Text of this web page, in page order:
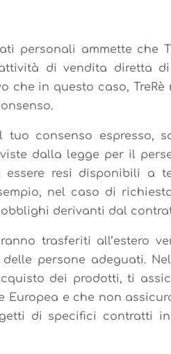
personali ammette che
di vendita diretta
che in questo caso,
consenso espresso,
dalla legge per il
essere resi disponibili a
nel caso di
derivanti dal
trasferiti all’estero
persone adeguati.
dei prodotti, ti
Europea e che non
di specifici contratti